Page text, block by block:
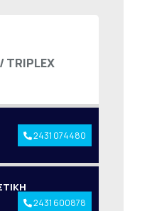
2431 074480
2431 600878